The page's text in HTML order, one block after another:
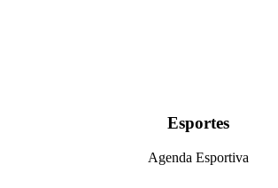
Esportes
Agenda Esportiva